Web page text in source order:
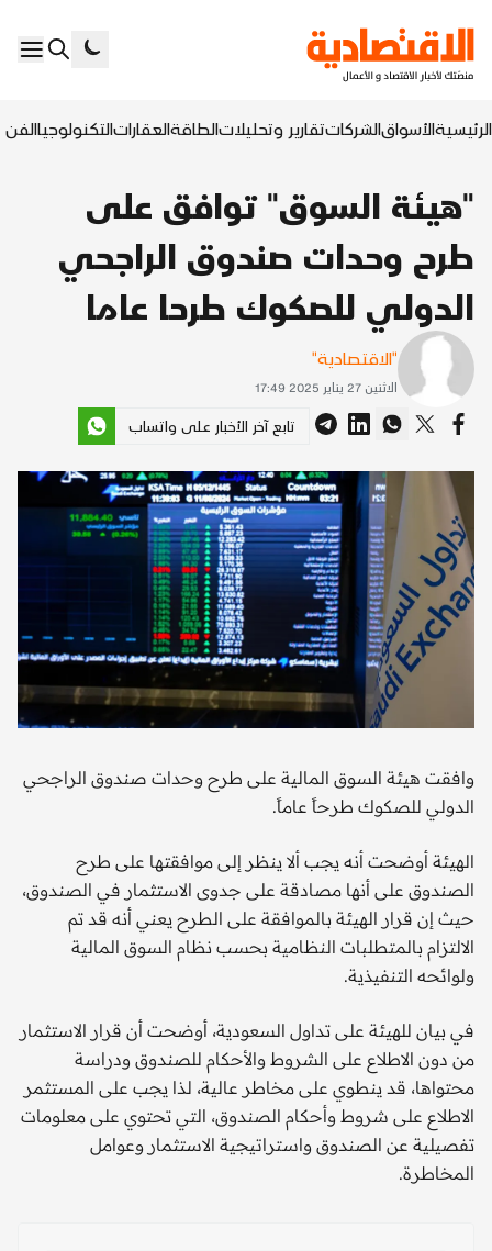
الرئيسيةالأسواقالشركاتتقارير وتحليلاتالطاقةالعقاراتالتكنولوجياالفن
"هيئة السوق" توافق على
طرح وحدات صندوق الراجحي
الدولي للصكوك طرحا عاما
"الاقتصادية"
الاثنين 27 يناير 2025 17:49
تابع آخر الأخبار على واتساب
وافقت هيئة السوق المالية على طرح وحدات صندوق الراجحي
الدولي للصكوك طرحاً عاماً.
الهيئة أوضحت أنه يجب ألا ينظر إلى موافقتها على طرح
الصندوق على أنها مصادقة على جدوى الاستثمار في الصندوق،
حيث إن قرار الهيئة بالموافقة على الطرح يعني أنه قد تم
الالتزام بالمتطلبات النظامية بحسب نظام السوق المالية
ولوائحه التنفيذية.
في بيان للهيئة على تداول السعودية، أوضحت أن قرار الاستثمار
من دون الاطلاع على الشروط والأحكام للصندوق ودراسة
محتواها، قد ينطوي على مخاطر عالية، لذا يجب على المستثمر
الاطلاع على شروط وأحكام الصندوق، التي تحتوي على معلومات
تفصيلية عن الصندوق واستراتيجية الاستثمار وعوامل
المخاطرة.